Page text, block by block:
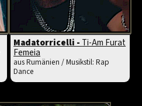
Madatorricelli - Ti-Am Furat
Femeia
aus Rumänien / Musikstil: Rap
Dance